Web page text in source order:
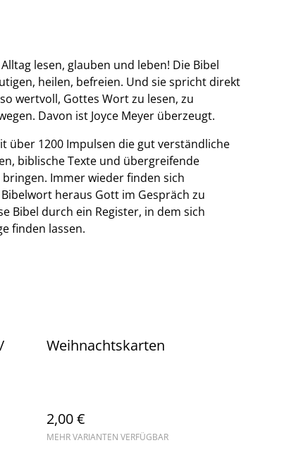
lesen, glauben und leben! Die Bibel
heilen, befreien. Und sie spricht direkt
wertvoll, Gottes Wort zu lesen, zu
Davon ist Joyce Meyer überzeugt.
über 1200 Impulsen die gut verständliche
biblische Texte und übergreifende
Immer wieder finden sich
heraus Gott im Gespräch zu
Bibel durch ein Register, in dem sich
finden lassen.
Weihnachtskarten
2,00 €
MEHR VARIANTEN VERFÜGBAR